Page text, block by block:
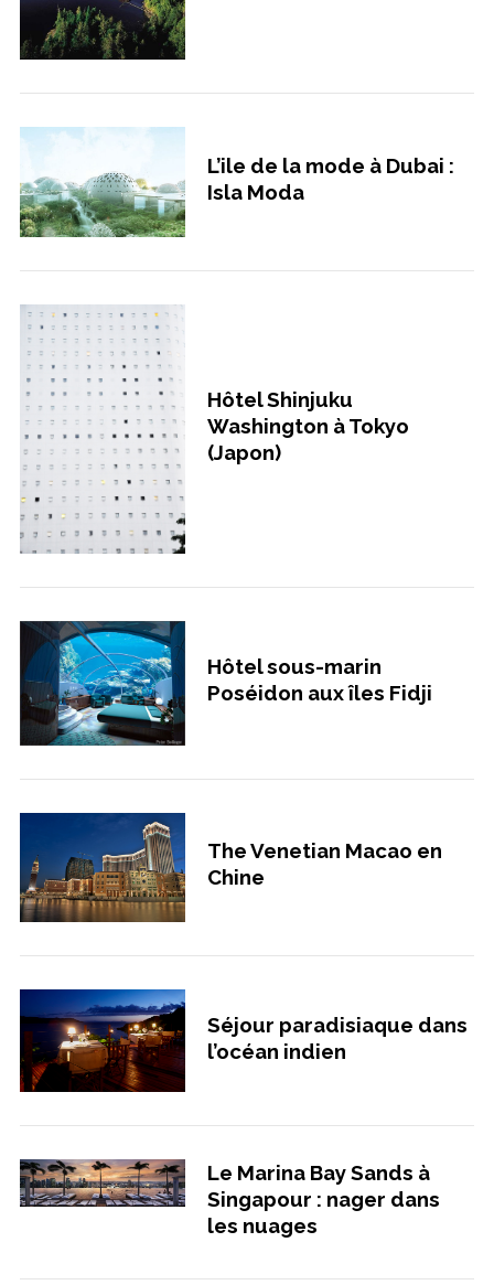
L’ile de la mode à Dubai :
Isla Moda
Hôtel Shinjuku
Washington à Tokyo
(Japon)
Hôtel sous-marin
Poséidon aux îles Fidji
The Venetian Macao en
Chine
Séjour paradisiaque dans
l’océan indien
Le Marina Bay Sands à
Singapour : nager dans
les nuages